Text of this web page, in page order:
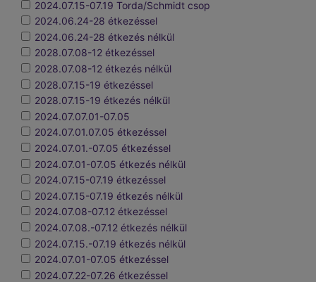
2024.07.15-07.19 Torda/Schmidt csop
2024.06.24-28 étkezéssel
2024.06.24-28 étkezés nélkül
2028.07.08-12 étkezéssel
2028.07.08-12 étkezés nélkül
2028.07.15-19 étkezéssel
2028.07.15-19 étkezés nélkül
2024.07.07.01-07.05
2024.07.01.07.05 étkezéssel
2024.07.01.-07.05 étkezéssel
2024.07.01-07.05 étkezés nélkül
2024.07.15-07.19 étkezéssel
2024.07.15-07.19 étkezés nélkül
2024.07.08-07.12 étkezéssel
2024.07.08.-07.12 étkezés nélkül
2024.07.15.-07.19 étkezés nélkül
2024.07.01-07.05 étkezéssel
2024.07.22-07.26 étkezéssel